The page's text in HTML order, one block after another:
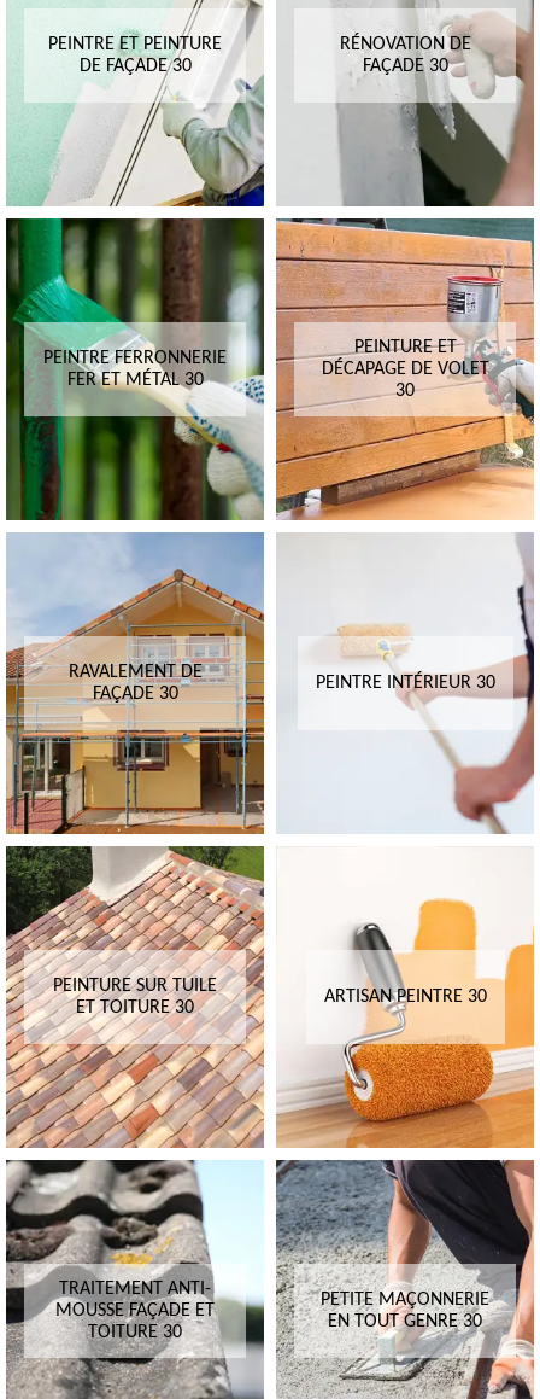
PEINTRE ET PEINTURE
DE FAÇADE 30
RÉNOVATION DE
FAÇADE 30
PEINTRE FERRONNERIE
FER ET MÉTAL 30
PEINTURE ET
DÉCAPAGE DE VOLET
30
RAVALEMENT DE
FAÇADE 30
PEINTRE INTÉRIEUR 30
PEINTURE SUR TUILE
ET TOITURE 30
ARTISAN PEINTRE 30
TRAITEMENT ANTI-
MOUSSE FAÇADE ET
TOITURE 30
PETITE MAÇONNERIE
EN TOUT GENRE 30